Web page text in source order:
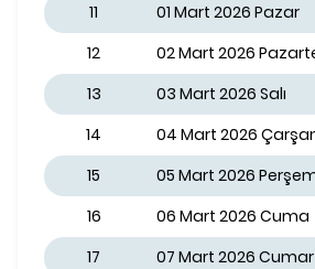
11
01 Mart 2026 Pazar
12
02 Mart 2026
13
03 Mart 2026 Salı
14
04 Mart 2026
15
05 Mart 2026
16
06 Mart 2026 Cuma
17
07 Mart 2026